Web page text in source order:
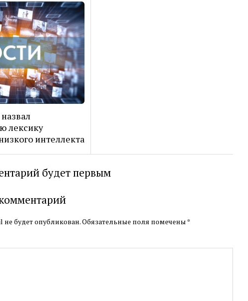
лексику
интеллекта
будет первым
не будет опубликован.Обязательные поля помечены *